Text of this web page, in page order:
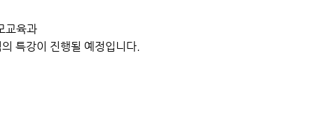
교육과
특강이 진행될 예정입니다.